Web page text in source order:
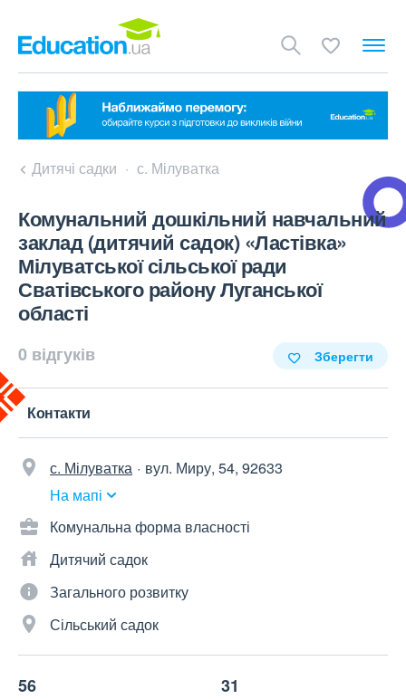
Дитячі садки с. Мілуватка
Комунальний дошкільний навчальний
заклад (дитячий садок) «Ластівка»
Мілуватської сільської ради
Сватівського району Луганської
області
0 відгуків Зберегти
Контакти
с. Мілуватка
вул. Миру, 54, 92633
На мапі
Комунальна форма власності
Дитячий садок
Загального розвитку
Сільський садок
56 31